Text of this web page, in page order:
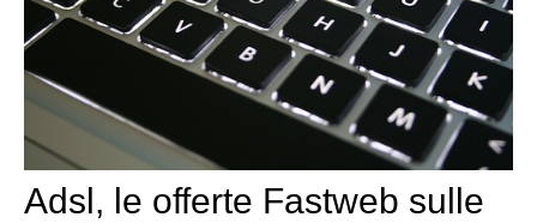
Adsl, le offerte Fastweb sulle